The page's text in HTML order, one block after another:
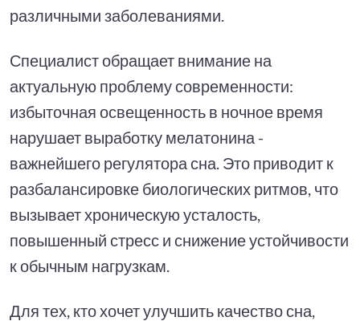
различными заболеваниями.
Специалист обращает внимание на
актуальную проблему современности:
избыточная освещенность в ночное время
нарушает выработку мелатонина -
важнейшего регулятора сна. Это приводит к
разбалансировке биологических ритмов, что
вызывает хроническую усталость,
повышенный стресс и снижение устойчивости
к обычным нагрузкам.
Для тех, кто хочет улучшить качество сна,